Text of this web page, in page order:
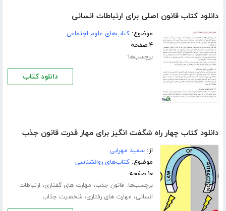
دانلود کتاب قانون اصلی برای ارتباطات انسانی
موضوع:کتاب‌های علوم اجتماعی
۴ صفحه
برچسب‌ها:
دانلود کتاب
دانلود کتاب چهار راه شگفت انگیز برای مهار قدرت قانون جذب
از:سعید مهرابی
موضوع:کتاب‌های روانشناسی
۱۰ صفحه
برچسب‌ها: قانون جذب، مهارت های گفتاری، ارتباطات
انسانی، مهارت های رفتاری،شخصیت جذاب